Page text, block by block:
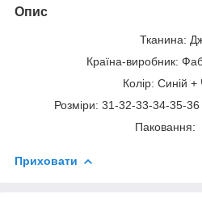
Опис
Тканина:
Країна-виробник:
Колір: Синій
Розміри: 31-32-33-34-35-
Паковання:
Приховати